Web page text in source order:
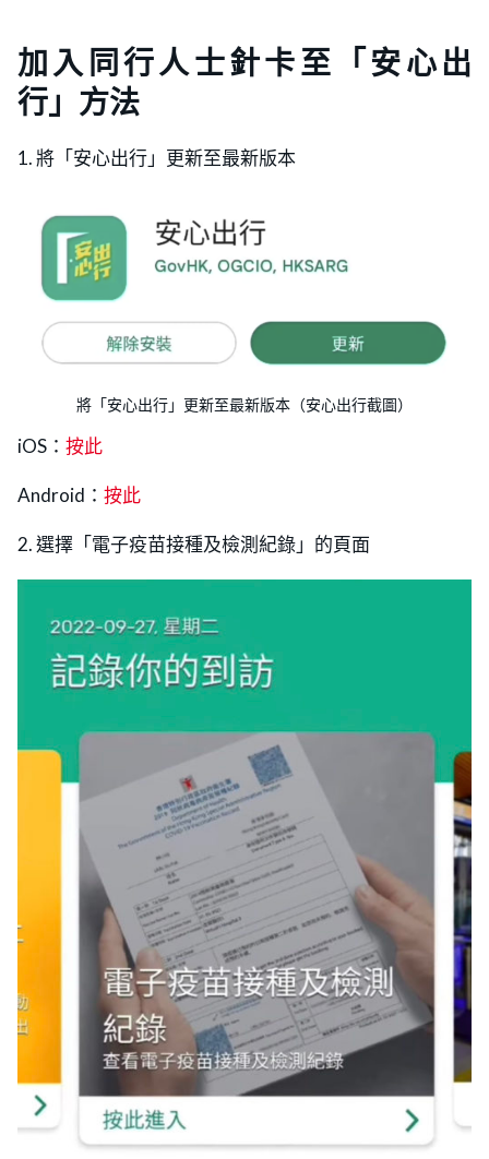
加入同行人士針卡至「安心出
行」方法
1. 將「安心出行」更新至最新版本
將「安心出行」更新至最新版本（安心出行截圖）
iOS： 按此
Android： 按此
2. 選擇「電子疫苗接種及檢測紀錄」的頁面